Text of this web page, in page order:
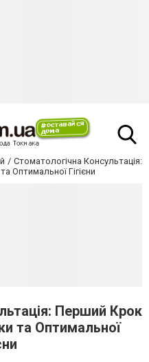
Стоматологічна Консультація:
Оптимальної Гігієни
Перший Крок
та Оптимальної